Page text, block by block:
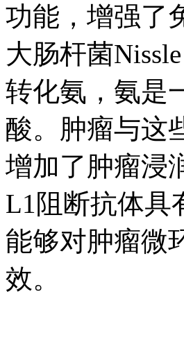
功能，增强了
大肠杆菌
转化氨，氨是
酸。肿瘤与这
增加了肿瘤浸
L1阻断抗体具
能够对肿瘤微
效。